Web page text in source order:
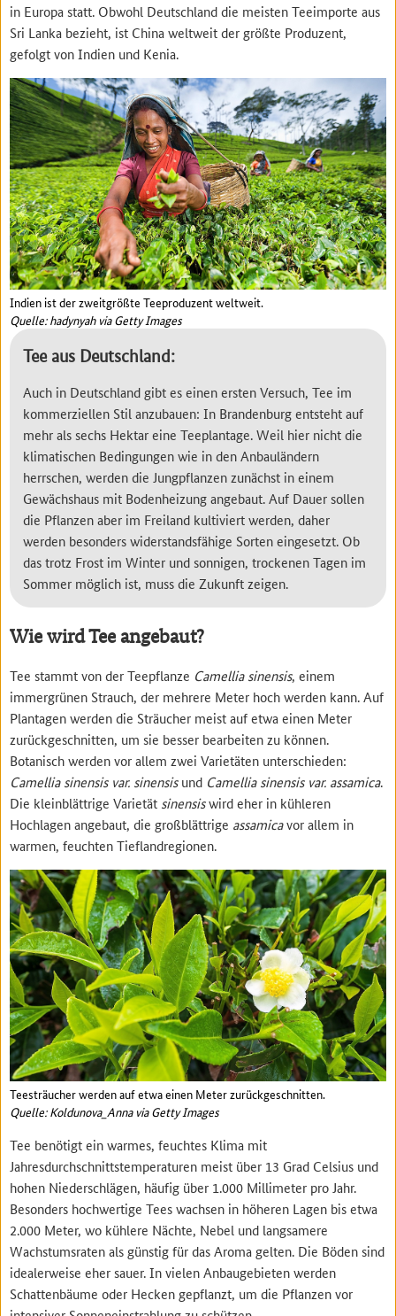
in Europa statt. Obwohl Deutschland die meisten Teeimporte aus
Sri Lanka bezieht, ist China weltweit der größte Produzent,
gefolgt von Indien und Kenia.
Indien ist der zweitgrößte Teeproduzent weltweit.
Quelle: hadynyah via Getty Images
Tee aus Deutschland:
Auch in Deutschland gibt es einen ersten Versuch, Tee im
kommerziellen Stil anzubauen: In Brandenburg entsteht auf
mehr als sechs Hektar eine Teeplantage. Weil hier nicht die
klimatischen Bedingungen wie in den Anbauländern
herrschen, werden die Jungpflanzen zunächst in einem
Gewächshaus mit Bodenheizung angebaut. Auf Dauer sollen
die Pflanzen aber im Freiland kultiviert werden, daher
werden besonders widerstandsfähige Sorten eingesetzt. Ob
das trotz Frost im Winter und sonnigen, trockenen Tagen im
Sommer möglich ist, muss die Zukunft zeigen.
Wie wird Tee angebaut?
Tee stammt von der Teepflanze Camellia sinensis, einem
immergrünen Strauch, der mehrere Meter hoch werden kann. Auf
Plantagen werden die Sträucher meist auf etwa einen Meter
zurückgeschnitten, um sie besser bearbeiten zu können.
Botanisch werden vor allem zwei Varietäten unterschieden:
Camellia sinensis var. sinensisund Camellia sinensis var. assamica.
Die kleinblättrige Varietät sinensiswird eher in kühleren
Hochlagen angebaut, die großblättrige assamicavor allem in
warmen, feuchten Tieflandregionen.
Teesträucher werden auf etwa einen Meter zurückgeschnitten.
Quelle: Koldunova_Anna via Getty Images
Tee benötigt ein warmes, feuchtes Klima mit
Jahresdurchschnittstemperaturen meist über 13 Grad Celsius und
hohen Niederschlägen, häufig über 1.000 Millimeter pro Jahr.
Besonders hochwertige Tees wachsen in höheren Lagen bis etwa
2.000 Meter, wo kühlere Nächte, Nebel und langsamere
Wachstumsraten als günstig für das Aroma gelten. Die Böden sind
idealerweise eher sauer. In vielen Anbaugebieten werden
Schattenbäume oder Hecken gepflanzt, um die Pflanzen vor